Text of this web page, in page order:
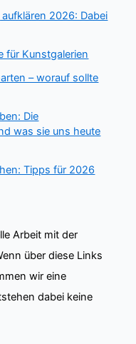
2026: Dabei
für Kunstgalerien
– worauf sollte
Die
was sie uns heute
Tipps für 2026
Arbeit mit der
über diese Links
wir eine
dabei keine